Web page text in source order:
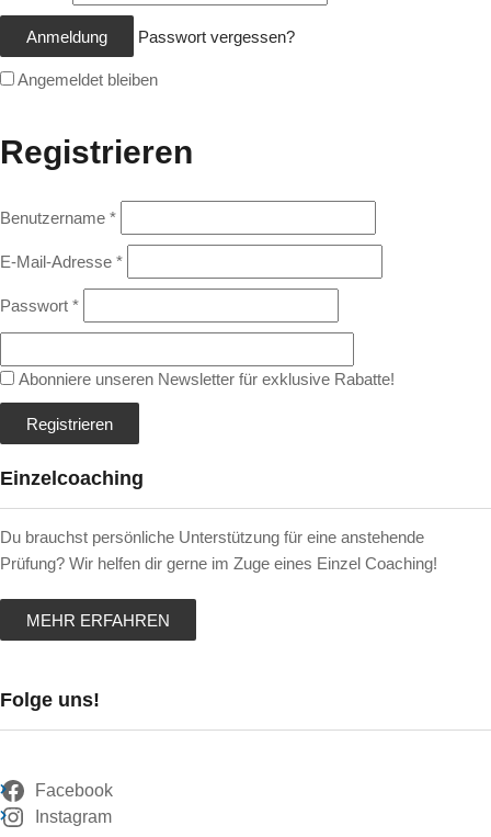
Passwort vergessen?
Angemeldet bleiben
Registrieren
Benutzername *
E-Mail-Adresse *
Passwort *
Abonniere unseren Newsletter für exklusive Rabatte!
Einzelcoaching
Du brauchst persönliche Unterstützung für eine anstehende
Prüfung? Wir helfen dir gerne im Zuge eines Einzel Coaching!
MEHR ERFAHREN
Folge uns!
Facebook
Instagram